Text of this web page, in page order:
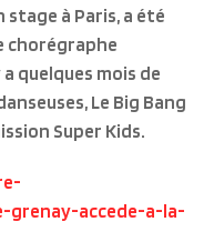
stage à Paris, a été
chorégraphe
quelques mois de
Le Big Bang
Super Kids.
grenay-accede-a-la-